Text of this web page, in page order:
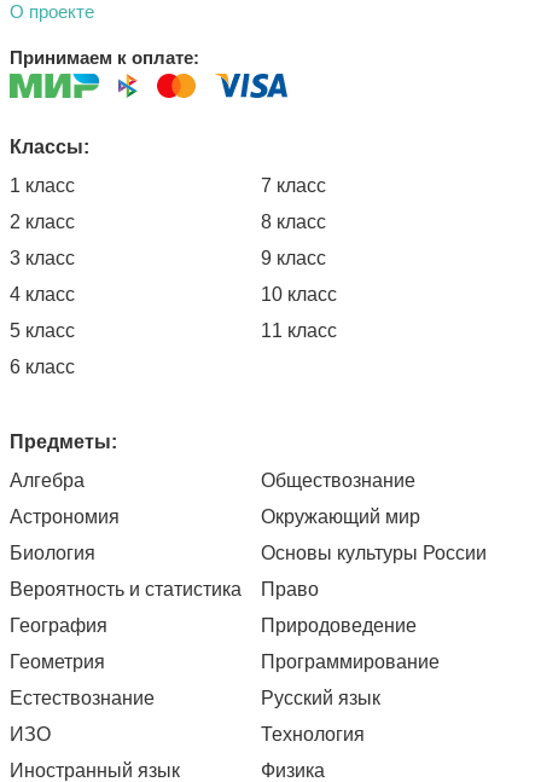
О проекте
Принимаем к оплате:
Классы:
1 класс
2 класс
3 класс
4 класс
5 класс
6 класс
7 класс
8 класс
9 класс
10 класс
11 класс
Предметы:
Алгебра
Астрономия
Биология
Вероятность и статистика
География
Геометрия
Естествознание
ИЗО
Иностранный язык
Обществознание
Окружающий мир
Основы культуры России
Право
Природоведение
Программирование
Русский язык
Технология
Физика